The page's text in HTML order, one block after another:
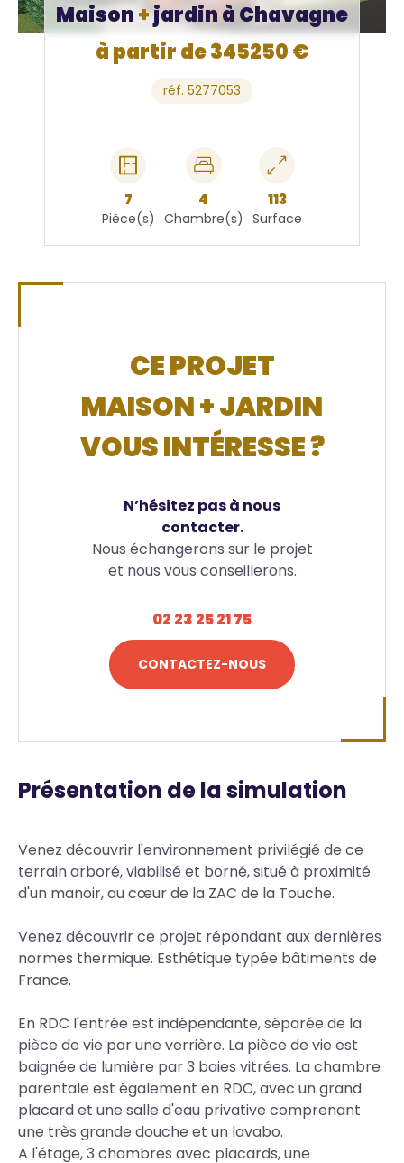
Maison+jardin à Chavagne
à partir de 345250 €
réf. 5277053
7
Pièce(s)
4
Chambre(s)
113
Surface
CE PROJET
MAISON + JARDIN
VOUS INTÉRESSE ?
N’hésitez pas à nous
contacter.
Nous échangerons sur le projet
et nous vous conseillerons.
02 23 25 21 75
CONTACTEZ-NOUS
Présentation de la simulation
Body
Venez découvrir l'environnement privilégié de ce
terrain arboré, viabilisé et borné, situé à proximité
d'un manoir, au cœur de la ZAC de la Touche.
Venez découvrir ce projet répondant aux dernières
normes thermique. Esthétique typée bâtiments de
France.
En RDC l'entrée est indépendante, séparée de la
pièce de vie par une verrière. La pièce de vie est
baignée de lumière par 3 baies vitrées. La chambre
parentale est également en RDC, avec un grand
placard et une salle d'eau privative comprenant
une très grande douche et un lavabo.
A l'étage, 3 chambres avec placards, une